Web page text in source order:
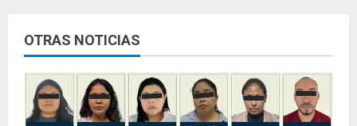
y
e
n
OTRAS NOTICIAS